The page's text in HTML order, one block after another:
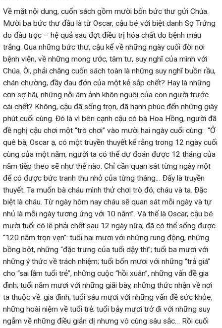
Về mặt nội dung, cuốn sách gồm mười bốn bức thư gửi Chúa.
Mười ba bức thư đầu là từ Oscar, cậu bé với biệt danh Sọ Trứng
do đầu trọc – hệ quả sau đợt điều trị hóa chất do bệnh máu
trắng. Qua những bức thư, cậu kể về những ngày cuối đời nơi
bệnh viện, về những mong ước, tâm tư, suy nghĩ của mình với
Chúa. Ôi, phải chăng cuốn sách toàn là những suy nghĩ buồn rầu,
chán chường, đầy đau đớn của một kẻ sắp chết? Hay là những
cơn sợ hãi, những nỗi ám ảnh khôn nguôi của con người trước
cái chết? Không, cậu đã sống trọn, đã hạnh phúc đến những giây
phút cuối cùng. Đó là vì bên cạnh cậu có bà Hoa Hồng, người đã
đề nghị cậu chơi một “trò chơi” vào mười hai ngày cuối cùng: “Ở
quê bà, Oscar ạ, có một truyền thuyết kể rằng trong 12 ngày cuối
cùng của một năm, người ta có thể dự đoán được 12 tháng của
năm tiếp theo sẽ như thế nào. Chỉ cần quan sát từng ngày một
để có được bức tranh thu nhỏ của từng tháng… Đấy là truyền
thuyết. Ta muốn bà cháu mình thử chơi trò đó, cháu và ta. Đặc
biệt là cháu. Từ ngày hôm nay cháu sẽ quan sát mỗi ngày và tự
nhủ là mỗi ngày tương ứng với 10 năm”. Và thế là Oscar, cậu bé
mười tuổi có lẽ phải chết sau 12 ngày nữa, đã có thể sống được
“120 năm trọn vẹn”: tuổi hai mươi với những rung động, những
bồng bột, những “đặc trưng của tuổi dậy thì”; tuổi ba mươi với
những ý thức về trách nhiệm; tuổi bốn mươi với những “trả giá”
cho “sai lầm tuổi trẻ”, những cuộc “hồi xuân”, những vấn đề gia
đình; tuổi năm mươi với những giãi bày, những thức nhận về nơi
ta thuộc về: gia đình; tuổi sáu mươi với những vấn đề sức khỏe,
những hoài niệm về tuổi trẻ; tuổi bảy mươi trở đi với những suy
ngẫm về những điều giản dị nhưng vô cùng sâu sắc… Rồi cuối